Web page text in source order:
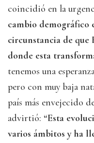
coincidió en la
cambio demográfico
circunstancia de que
donde esta
tenemos una
pero con muy baja
país más envejecido
advirtió: “Esta
varios ámbitos y ha